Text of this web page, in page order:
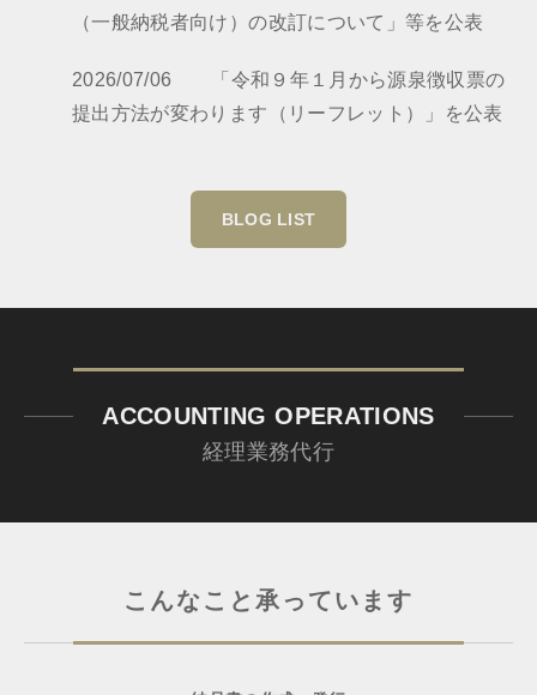
（一般納税者向け）の改訂について」等を公表
2026/07/06 「令和９年１月から源泉徴収票の
提出方法が変わります（リーフレット）」を公表
BLOG LIST
ACCOUNTING OPERATIONS
経理業務代行
こんなこと承っています